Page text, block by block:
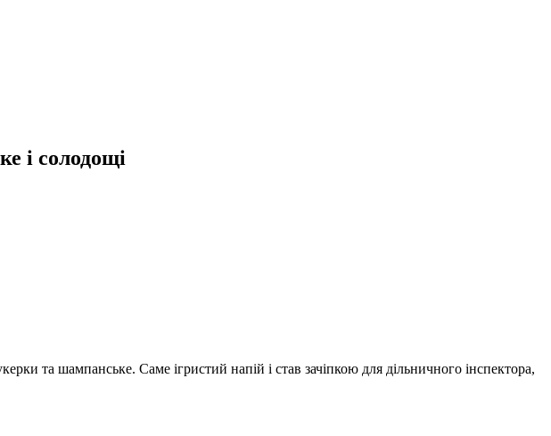
і солодощі
та шампанське. Саме ігристий напій і став зачіпкою для дільничного інспектора,